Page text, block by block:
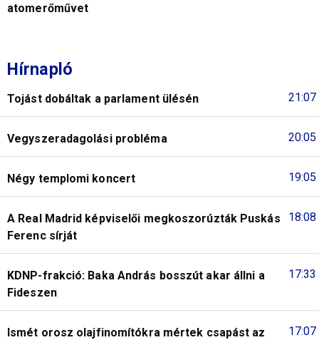
atomerőművet
Hírnapló
21:07
Tojást dobáltak a parlament ülésén
20:05
Vegyszeradagolási probléma
19:05
Négy templomi koncert
18:08
A Real Madrid képviselői megkoszorúzták Puskás
Ferenc sírját
17:33
KDNP-frakció: Baka András bosszút akar állni a
Fideszen
17:07
Ismét orosz olajfinomítókra mértek csapást az